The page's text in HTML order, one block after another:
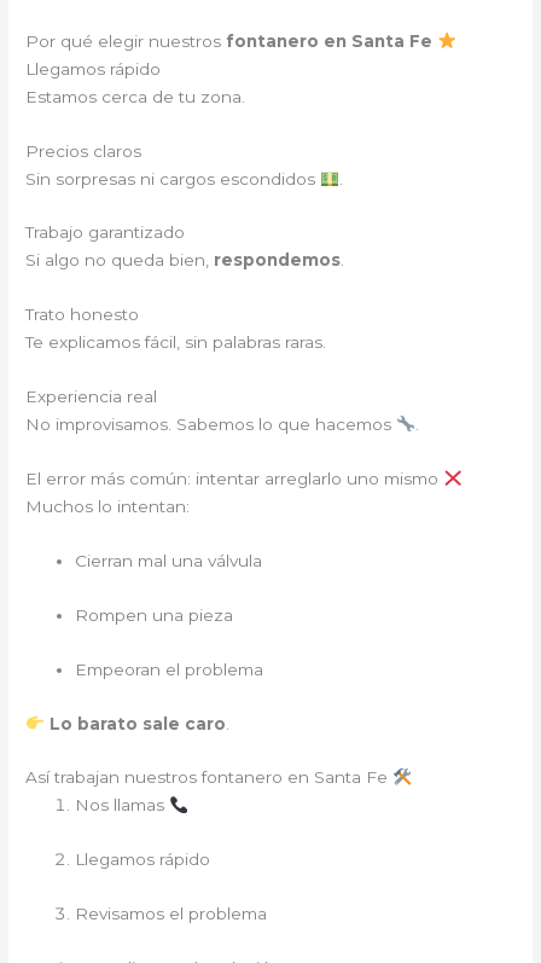
Por qué elegir nuestros fontanero en Santa Fe
Llegamos rápido
Estamos cerca de tu zona.
Precios claros
Sin sorpresas ni cargos escondidos
Trabajo garantizado
Si algo no queda bien, respondemos.
Trato honesto
Te explicamos fácil, sin palabras raras.
Experiencia real
No improvisamos. Sabemos lo que hacemos
El error más común: intentar arreglarlo uno mismo
Muchos lo intentan:
Cierran mal una válvula
Rompen una pieza
Empeoran el problema
Lo barato sale caro
Así trabajan nuestros fontanero en Santa Fe
Nos llamas
Llegamos rápido
Revisamos el problema